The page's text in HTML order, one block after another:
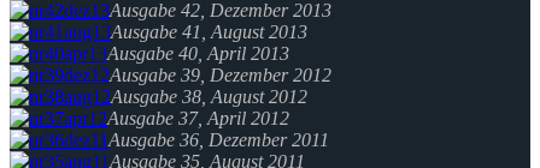
Ausgabe 42, Dezember 2013
Ausgabe 41, August 2013
Ausgabe 40, April 2013
Ausgabe 39, Dezember 2012
Ausgabe 38, August 2012
Ausgabe 37, April 2012
Ausgabe 36, Dezember 2011
Ausgabe 35, August 2011